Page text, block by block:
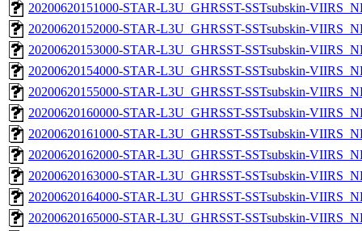
20200620151000-STAR-L3U_GHRSST-SSTsubskin-
20200620152000-STAR-L3U_GHRSST-SSTsubskin-
20200620153000-STAR-L3U_GHRSST-SSTsubskin-
20200620154000-STAR-L3U_GHRSST-SSTsubskin-
20200620155000-STAR-L3U_GHRSST-SSTsubskin-
20200620160000-STAR-L3U_GHRSST-SSTsubskin-
20200620161000-STAR-L3U_GHRSST-SSTsubskin-
20200620162000-STAR-L3U_GHRSST-SSTsubskin-
20200620163000-STAR-L3U_GHRSST-SSTsubskin-
20200620164000-STAR-L3U_GHRSST-SSTsubskin-
20200620165000-STAR-L3U_GHRSST-SSTsubskin-